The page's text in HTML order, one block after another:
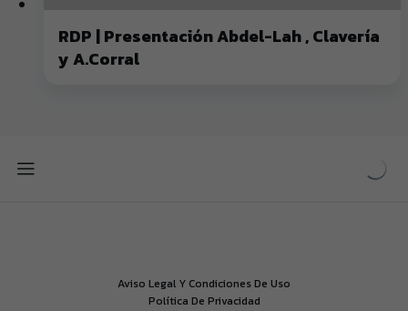
RDP | Presentación Abdel-Lah , Clavería
y A.Corral
Aviso Legal Y Condiciones De Uso
Política De Privacidad